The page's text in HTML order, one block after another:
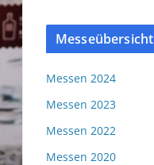
Messeübersicht
Messen 2024
Messen 2023
Messen 2022
Messen 2020